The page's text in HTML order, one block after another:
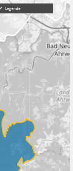
Legende